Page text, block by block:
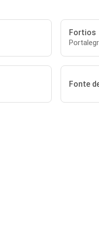
Fortios
Fonte